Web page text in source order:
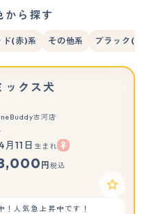
から探す
ド(赤)系 その他系 ブラック(黒)
ックス犬
古河店
11日 生まれ
円 税込
！人気急上昇中です！